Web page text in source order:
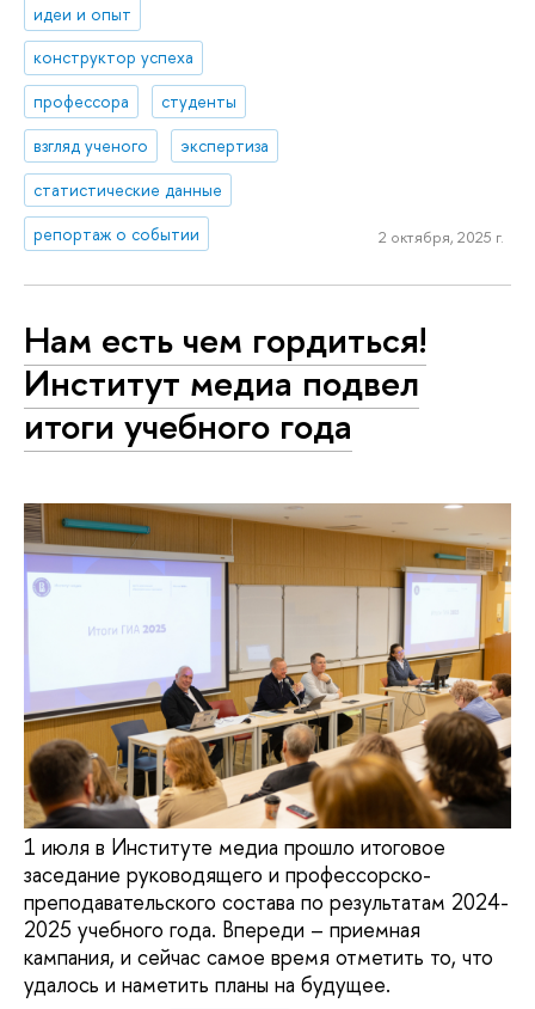
идеи и опыт
конструктор успеха
профессора
студенты
взгляд ученого
экспертиза
статистические данные
репортаж о событии
2 октября, 2025 г.
Нам есть чем гордиться!
Институт медиа подвел
итоги учебного года
1 июля в Институте медиа прошло итоговое
заседание руководящего и профессорско-
преподавательского состава по результатам 2024-
2025 учебного года. Впереди – приемная
кампания, и сейчас самое время отметить то, что
удалось и наметить планы на будущее.